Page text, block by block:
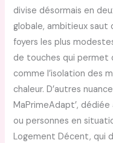
divise désormais en
globale, ambitieux
foyers les plus
de touches qui permet
comme l’isolation des
chaleur. D’autres
MaPrimeAdapt’,
ou personnes en
Logement Décent, qui